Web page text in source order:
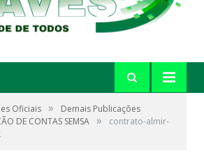
Oficiais »
Demais Publicações
DE CONTAS SEMSA »
contrato-almir-